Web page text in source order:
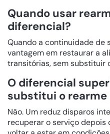
Quando usar
diferencial?
Quando a continuidade de
vantagem em restaurar a
transitórias, sem substituir
O diferencial
substitui o
Não. Um reduz disparos
recuperar o serviço depois